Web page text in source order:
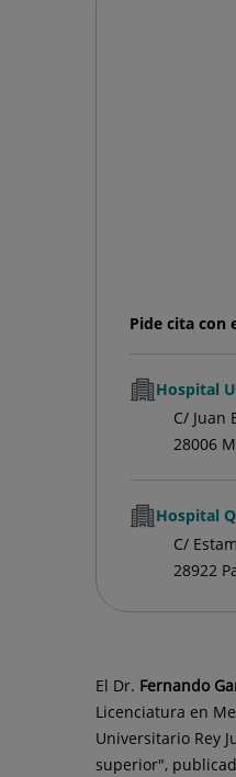
Pide cita con
Hospital
C/ Juan
28006
Hospital
C/
28922
El Dr. Fernando
Licenciatura en
Universitario Rey
superior",